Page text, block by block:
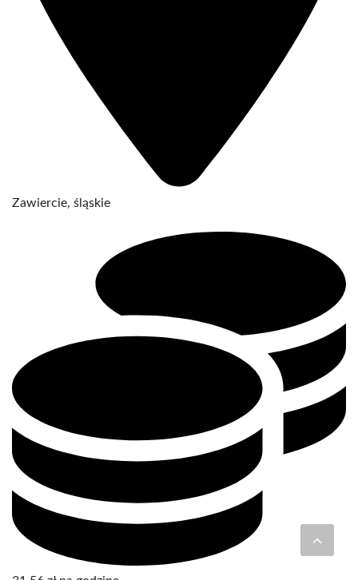
Zawiercie, śląskie